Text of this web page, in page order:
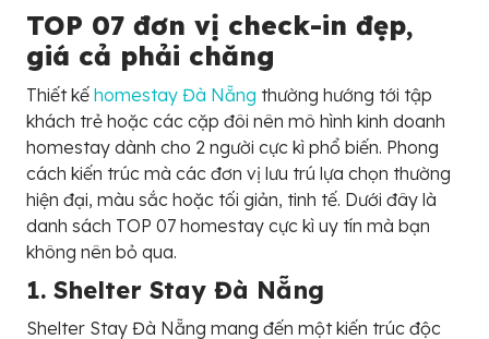
TOP 07 đơn vị check-in đẹp,
giá cả phải chăng
Thiết kế homestay Đà Nẵng thường hướng tới tập
khách trẻ hoặc các cặp đôi nên mô hình kinh doanh
homestay dành cho 2 người cực kì phổ biến. Phong
cách kiến trúc mà các đơn vị lưu trú lựa chọn thường
hiện đại, màu sắc hoặc tối giản, tinh tế. Dưới đây là
danh sách TOP 07 homestay cực kì uy tín mà bạn
không nên bỏ qua.
1. Shelter Stay Đà Nẵng
Shelter Stay Đà Nẵng mang đến một kiến trúc độc